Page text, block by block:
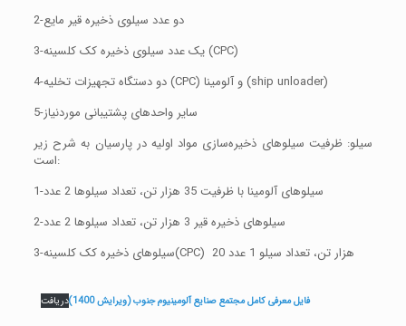
2-دو عدد سیلوی ذخیره قیر مایع
3-یک عدد سیلوی ذخیره کک کلسینه (CPC)
4-دو دستگاه تجهیزات تخلیه (CPC) و آلومینا (ship unloader)
5-سایر واحدهای پشتیبانی موردنیاز
سیلو: ظرفیت سیلوهای ذخیره‌سازی مواد اولیه در پارسیان به شرح زیر
است:
1-سیلوهای آلومینا با ظرفیت 35 هزار تن، تعداد سیلوها 2 عدد
2-سیلوهای ذخیره قیر 3 هزار تن، تعداد سیلوها 2 عدد
3-سیلوهای ذخیره کک کلسینه(CPC) 20 هزار تن، تعداد سیلو 1 عدد
فایل معرفی کامل مجتمع صنایع آلومینیوم جنوب (ویرایش 1400) دریافت